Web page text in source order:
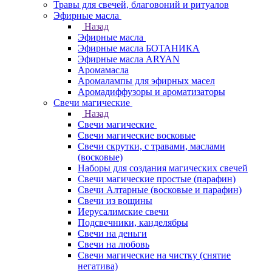
Травы для свечей, благовоний и ритуалов
Эфирные масла
Назад
Эфирные масла
Эфирные масла БОТАНИКА
Эфирные масла ARYAN
Аромамасла
Аромалампы для эфирных масел
Аромадиффузоры и ароматизаторы
Свечи магические
Назад
Свечи магические
Свечи магические восковые
Свечи скрутки, с травами, маслами
(восковые)
Наборы для создания магических свечей
Свечи магические простые (парафин)
Свечи Алтарные (восковые и парафин)
Свечи из вощины
Иерусалимские свечи
Подсвечники, канделябры
Свечи на деньги
Свечи на любовь
Свечи магические на чистку (снятие
негатива)